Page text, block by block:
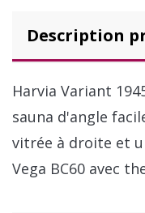
Description
Harvia Variant
sauna d'angle
vitrée à droite et
Vega BC60 avec